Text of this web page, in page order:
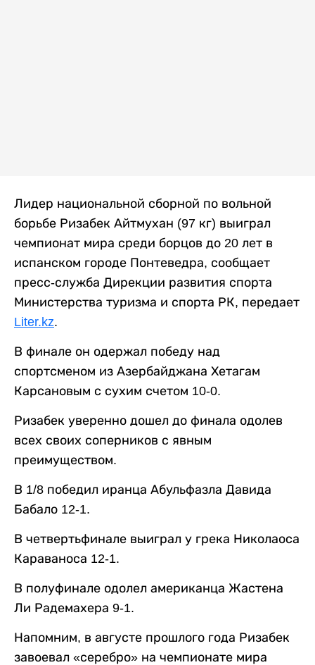
Лидер национальной сборной по вольной
борьбе Ризабек Айтмухан (97 кг) выиграл
чемпионат мира среди борцов до 20 лет в
испанском городе Понтеведра, сообщает
пресс-служба Дирекции развития спорта
Министерства туризма и спорта РК, передает
Liter.kz.
В финале он одержал победу над
спортсменом из Азербайджана Хетагам
Карсановым с сухим счетом 10-0.
Ризабек уверенно дошел до финала одолев
всех своих соперников с явным
преимуществом.
В 1/8 победил иранца Абульфазла Давида
Бабало 12-1.
В четвертьфинале выиграл у грека Николаоса
Караваноса 12-1.
В полуфинале одолел американца Жастена
Ли Радемахера 9-1.
Напомним, в августе прошлого года Ризабек
завоевал «серебро» на чемпионате мира